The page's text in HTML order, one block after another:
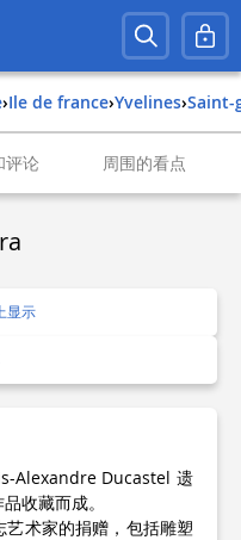
› ile de france› yvelines›
评论 周围的看点
显示
Alexandre Ducastel 遗
收藏而成。
术家的捐赠，包括雕塑